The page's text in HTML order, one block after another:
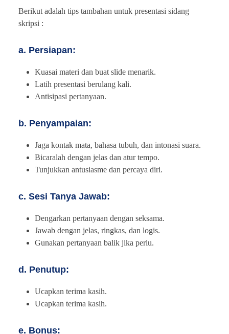
Berikut adalah tips tambahan untuk presentasi sidang
skripsi :
a. Persiapan:
Kuasai materi dan buat slide menarik.
Latih presentasi berulang kali.
Antisipasi pertanyaan.
b. Penyampaian:
Jaga kontak mata, bahasa tubuh, dan intonasi suara.
Bicaralah dengan jelas dan atur tempo.
Tunjukkan antusiasme dan percaya diri.
c. Sesi Tanya Jawab:
Dengarkan pertanyaan dengan seksama.
Jawab dengan jelas, ringkas, dan logis.
Gunakan pertanyaan balik jika perlu.
d. Penutup:
Ucapkan terima kasih.
Ucapkan terima kasih.
e. Bonus: